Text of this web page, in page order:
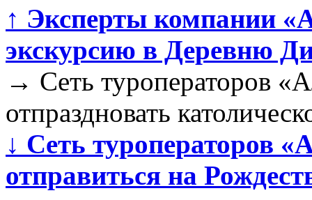
↑ Эксперты компании
экскурсию в Деревню
→ Сеть туроператоров
отпраздновать
↓ Сеть туроператоров
отправиться на